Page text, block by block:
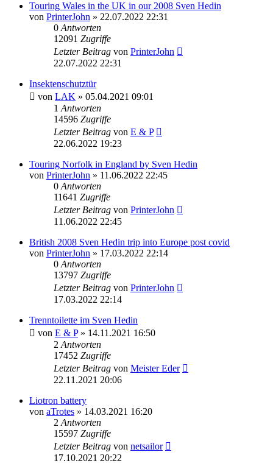
Touring Wales in the UK in our 2008 Sven Hedin
von PrinterJohn » 22.07.2022 22:31
0 Antworten
12091 Zugriffe
Letzter Beitrag von PrinterJohn
22.07.2022 22:31
Insektenschutztür
von LAK » 05.04.2021 09:01
1 Antworten
14596 Zugriffe
Letzter Beitrag von E & P
22.06.2022 19:23
Touring Norfolk in England by Sven Hedin
von PrinterJohn » 11.06.2022 22:45
0 Antworten
11641 Zugriffe
Letzter Beitrag von PrinterJohn
11.06.2022 22:45
British 2008 Sven Hedin trip into Europe post covid
von PrinterJohn » 17.03.2022 22:14
0 Antworten
13797 Zugriffe
Letzter Beitrag von PrinterJohn
17.03.2022 22:14
Trenntoilette im Sven Hedin
von E & P» 14.11.2021 16:50
2 Antworten
17452 Zugriffe
Letzter Beitrag von Meister Eder
22.11.2021 20:06
Liotron battery
von aTrotes » 14.03.2021 16:20
2 Antworten
15597 Zugriffe
Letzter Beitrag von netsailor
17.10.2021 20:22